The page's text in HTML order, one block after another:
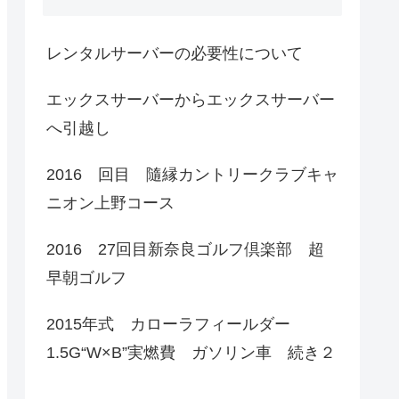
レンタルサーバーの必要性について
エックスサーバーからエックスサーバー
へ引越し
2016 回目 隨縁カントリークラブキャ
ニオン上野コース
2016 27回目新奈良ゴルフ倶楽部 超
早朝ゴルフ
2015年式 カローラフィールダー
1.5G“W×B”実燃費 ガソリン車 続き２